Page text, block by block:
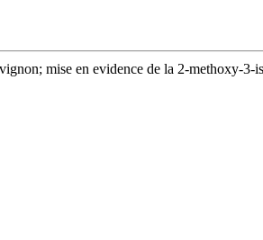
mise en evidence de la 2-methoxy-3-